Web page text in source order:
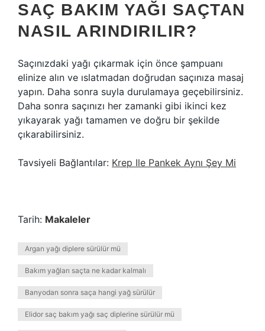
SAÇ BAKIM YAĞI SAÇTAN
NASIL ARINDIRILIR?
Saçınızdaki yağı çıkarmak için önce şampuanı
elinize alın ve ıslatmadan doğrudan saçınıza masaj
yapın. Daha sonra suyla durulamaya geçebilirsiniz.
Daha sonra saçınızı her zamanki gibi ikinci kez
yıkayarak yağı tamamen ve doğru bir şekilde
çıkarabilirsiniz.
Tavsiyeli Bağlantılar: Krep Ile Pankek Aynı Şey Mi
Tarih: Makaleler
Argan yağı diplere sürülür mü
Bakım yağları saçta ne kadar kalmalı
Banyodan sonra saça hangi yağ sürülür
Elidor saç bakım yağı saç diplerine sürülür mü